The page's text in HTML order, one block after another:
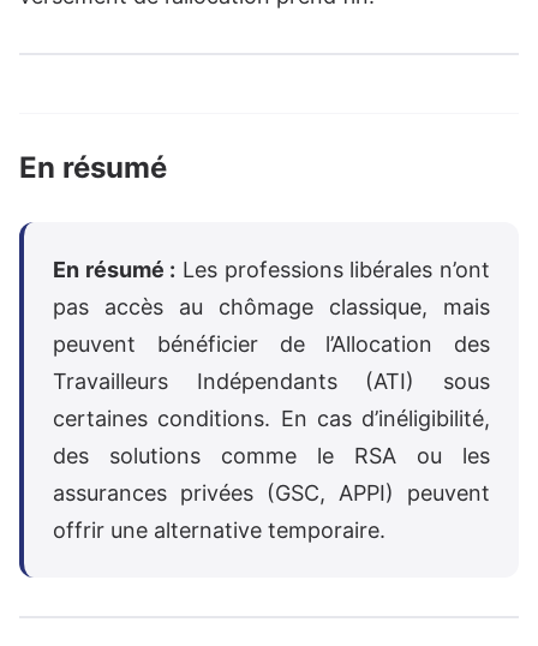
En résumé
En résumé : Les professions libérales n’ont
pas accès au chômage classique, mais
peuvent bénéficier de l’Allocation des
Travailleurs Indépendants (ATI) sous
certaines conditions. En cas d’inéligibilité,
des solutions comme le RSA ou les
assurances privées (GSC, APPI) peuvent
offrir une alternative temporaire.